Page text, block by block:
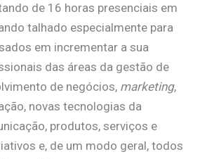
de 16 horas presenciais em
talhado especialmente para
em incrementar a sua
das áreas da gestão de
de negócios, marketing,
novas tecnologias da
produtos, serviços e
e, de um modo geral, todos